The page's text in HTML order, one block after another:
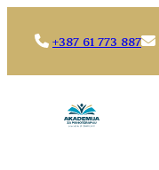
+387 61 773 887